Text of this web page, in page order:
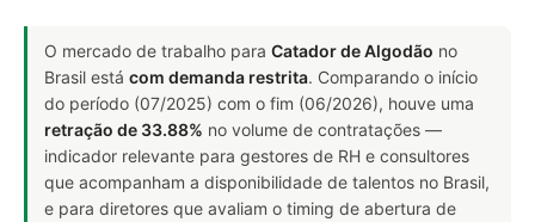
O mercado de trabalho para Catador de Algodão no
Brasil está com demanda restrita. Comparando o início
do período (07/2025) com o fim (06/2026), houve uma
retração de 33.88% no volume de contratações —
indicador relevante para gestores de RH e consultores
que acompanham a disponibilidade de talentos no Brasil,
e para diretores que avaliam o timing de abertura de